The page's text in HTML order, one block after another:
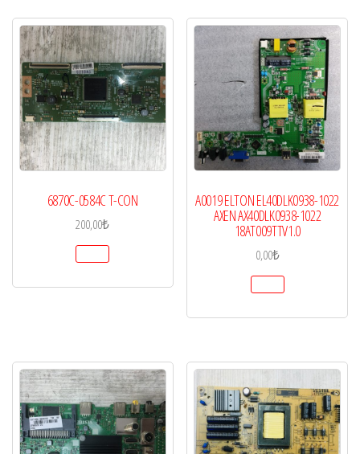
6870C-0584C T-CON
200,00₺
A0019 ELTON EL40DLK0938-1022
AXEN AX40DLK0938-1022
18AT009TTV1.0
0,00₺